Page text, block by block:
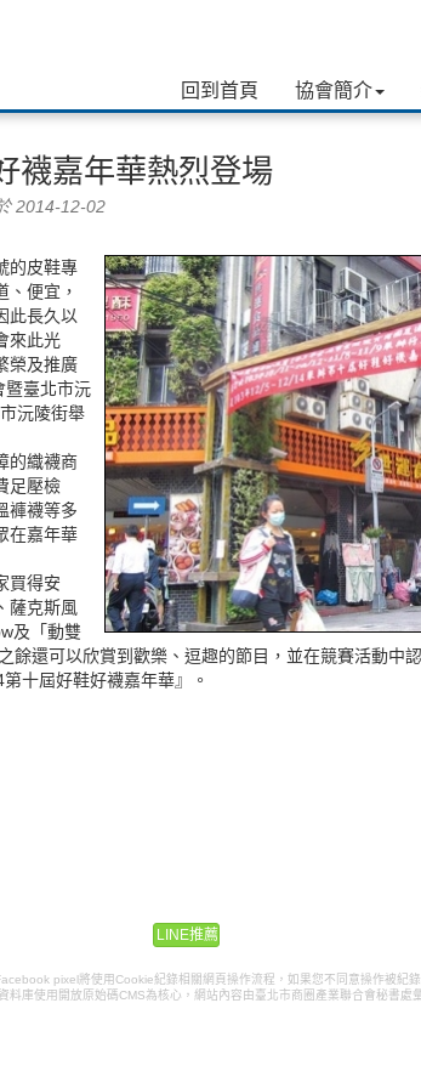
回到首頁 協會簡介
襪嘉年華熱烈登場
2014-12-02
的皮鞋專
、便宜，
此長久以
來此光
榮及推廣
暨臺北市沅
沅陵街舉
的織襪商
足壓檢
褲襪等多
在嘉年華
買得安
薩克斯風
及「動雙
餘還可以欣賞到歡樂、逗趣的節目，並在競賽活動中
十屆好鞋好襪嘉年華』。
LINE推薦
pixel將使用Cookie紀錄相關網頁操作流程，如果您不同意操作被紀
料庫使用開放原始碼CMS為核心，網站內容由臺北市商圈產業聯合會秘書處